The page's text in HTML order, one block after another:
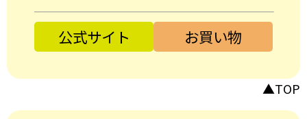
公式サイト お買い物
▲TOP